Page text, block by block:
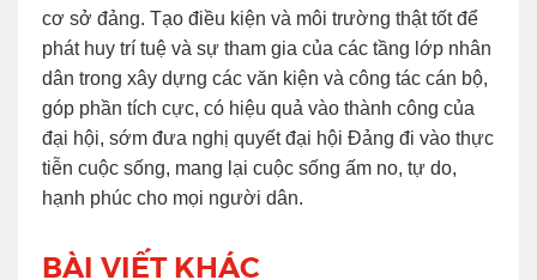
cơ sở đảng. Tạo điều kiện và môi trường thật tốt để
phát huy trí tuệ và sự tham gia của các tầng lớp nhân
dân trong xây dựng các văn kiện và công tác cán bộ,
góp phần tích cực, có hiệu quả vào thành công của
đại hội, sớm đưa nghị quyết đại hội Đảng đi vào thực
tiễn cuộc sống, mang lại cuộc sống ấm no, tự do,
hạnh phúc cho mọi người dân.
BÀI VIẾT KHÁC